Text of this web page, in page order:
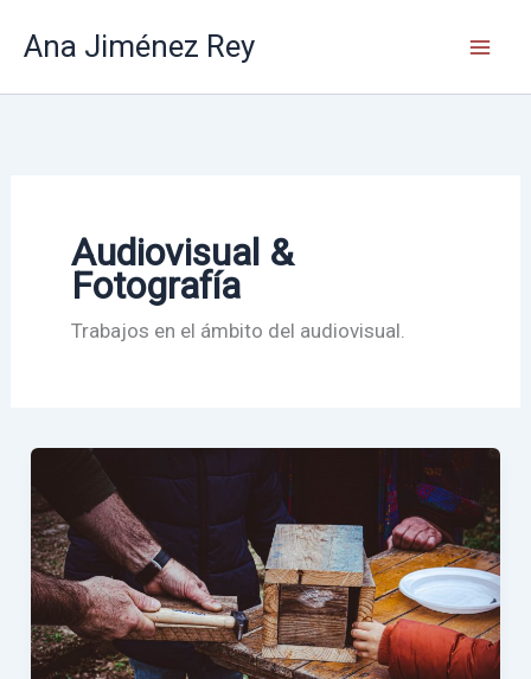
Ana Jiménez Rey
Audiovisual &
Fotografía
Trabajos en el ámbito del audiovisual.